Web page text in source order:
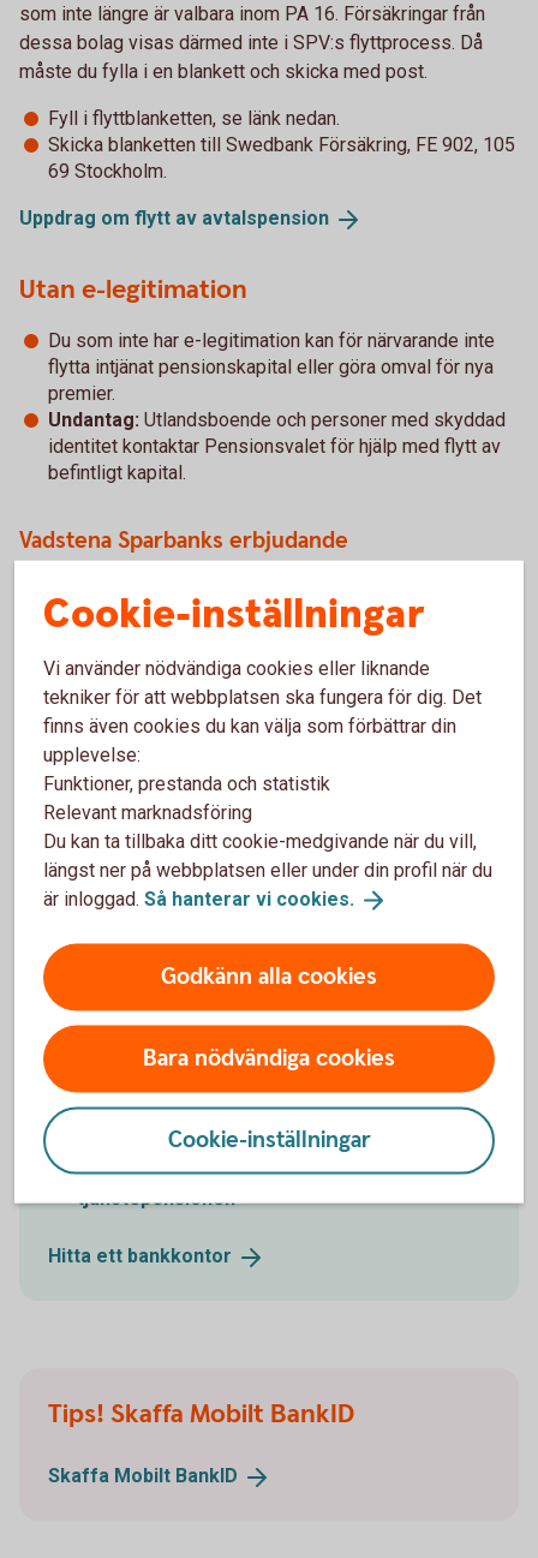
som inte längre är valbara inom PA 16. Försäkringar från
dessa bolag visas därmed inte i SPV:s flyttprocess. Då
måste du fylla i en blankett och skicka med post.
Fyll i flyttblanketten, se länk nedan.
Skicka blanketten till Swedbank Försäkring, FE 902, 105
69 Stockholm.
Uppdrag om flytt av avtalspension
Utan e-legitimation
Du som inte har e-legitimation kan för närvarande inte
flytta intjänat pensionskapital eller göra omval för nya
premier.
Undantag: Utlandsboende och personer med skyddad
identitet kontaktar Pensionsvalet för hjälp med flytt av
befintligt kapital.
Vadstena Sparbanks erbjudande
Hjälp att flytta tjänstepension
Vill du samla din pension hos oss och få en bättre
överblick? Vi kan inte flytta din tjänstepension åt dig,
men hjälper gärna till med det. Välkommen att
kontakta oss på telefon eller besöka ett bankkontor.
Ring 0143-75500 så hjälper vi dig flytta
tjänstepensionen
Hitta ett bankkontor
Få hjälp med
flytt av pension
Tips! Skaffa Mobilt BankID
Skaffa Mobilt BankID
Cookie-inställningar
Vi använder nödvändiga cookies eller liknande
tekniker för att webbplatsen ska fungera för dig. Det
finns även cookies du kan välja som förbättrar din
upplevelse:
Funktioner, prestanda och statistik
Relevant marknadsföring
Du kan ta tillbaka ditt cookie-medgivande när du vill,
längst ner på webbplatsen eller under din profil när du
är inloggad. Så hanterar vi cookies.
Godkänn alla cookies
Bara nödvändiga cookies
Cookie-inställningar